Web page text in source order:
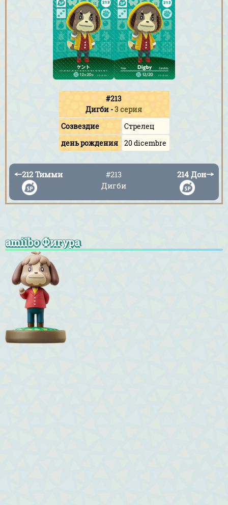
#213
Дигби -3 серия
Созвездие
Стрелец
день рождения
20 dicembre
←212 Тимми
#213
Дигби
214 Дон→
amiibo Фигура